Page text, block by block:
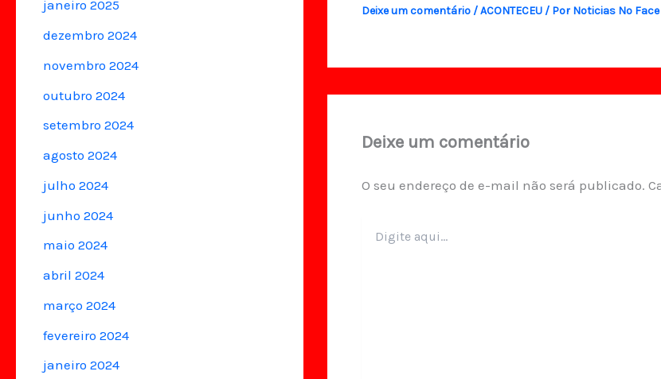
janeiro 2025
dezembro 2024
novembro 2024
outubro 2024
setembro 2024
agosto 2024
julho 2024
junho 2024
maio 2024
abril 2024
março 2024
fevereiro 2024
janeiro 2024
Deixe um comentário /ACONTECEU/ Por Noticias No Face
Deixe um comentário
O seu endereço de e-mail não será publicado.
aqui...